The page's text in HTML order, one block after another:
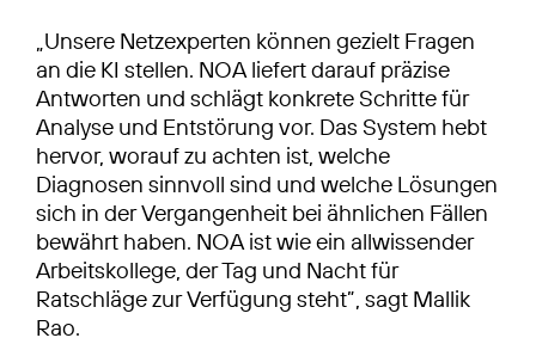
„Unsere Netzexperten können gezielt Fragen
an die KI stellen. NOA liefert darauf präzise
Antworten und schlägt konkrete Schritte für
Analyse und Entstörung vor. Das System hebt
hervor, worauf zu achten ist, welche
Diagnosen sinnvoll sind und welche Lösungen
sich in der Vergangenheit bei ähnlichen Fällen
bewährt haben. NOA ist wie ein allwissender
Arbeitskollege, der Tag und Nacht für
Ratschläge zur Verfügung steht”, sagt Mallik
Rao.